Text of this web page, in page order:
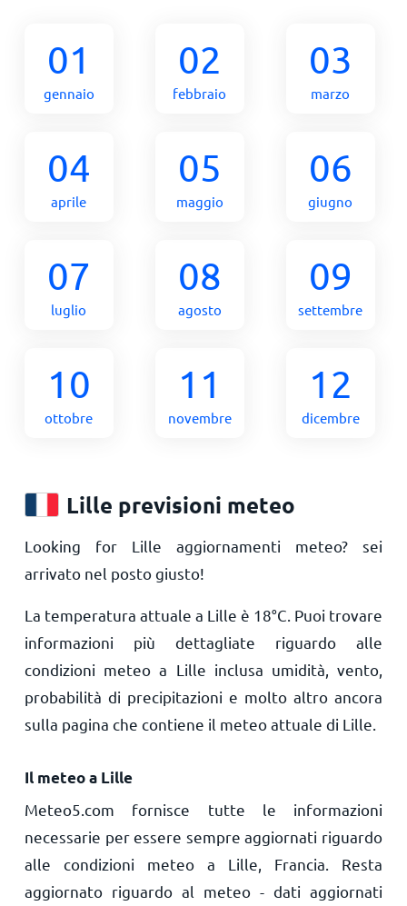
01
gennaio
02
febbraio
03
marzo
04
aprile
05
maggio
06
giugno
07
luglio
08
agosto
09
settembre
10
ottobre
11
novembre
12
dicembre
Lille previsioni meteo
Looking for Lille aggiornamenti meteo? sei
arrivato nel posto giusto!
La temperatura attuale a Lille è 18°C . Puoi trovare
informazioni più dettagliate riguardo alle
condizioni meteo a Lille inclusa umidità, vento,
probabilità di precipitazioni e molto altro ancora
sulla pagina che contiene il meteo attuale di Lille.
Il meteo a Lille
Meteo5.com fornisce tutte le informazioni
necessarie per essere sempre aggiornati riguardo
alle condizioni meteo a Lille, Francia. Resta
aggiornato riguardo al meteo - dati aggiornati